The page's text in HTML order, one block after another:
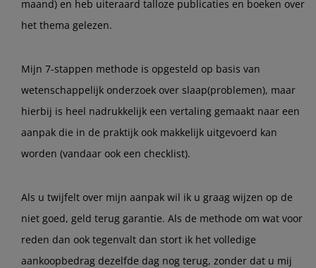
maand) en heb uiteraard talloze publicaties en boeken over
het thema gelezen.
Mijn 7-stappen methode is opgesteld op basis van
wetenschappelijk onderzoek over slaap(problemen), maar
hierbij is heel nadrukkelijk een vertaling gemaakt naar een
aanpak die in de praktijk ook makkelijk uitgevoerd kan
worden (vandaar ook een checklist).
Als u twijfelt over mijn aanpak wil ik u graag wijzen op de
niet goed, geld terug garantie. Als de methode om wat voor
reden dan ook tegenvalt dan stort ik het volledige
aankoopbedrag dezelfde dag nog terug, zonder dat u mij